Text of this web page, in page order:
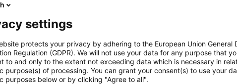
settings
protects your privacy by adhering to the European Union General
Regulation (GDPR). We will not use your data for any purpose that
to and only to the extent not exceeding data which is necessary in
purpose(s) of processing. You can grant your consent(s) to use your
purposes below or by clicking "Agree to all".